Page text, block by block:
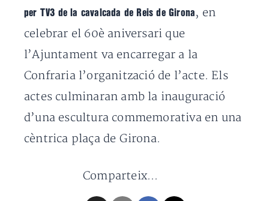
per TV3 de la cavalcada de Reis de Girona , en
celebrar el 60è aniversari que
l’Ajuntament va encarregar a la
Confraria l’organització de l’acte. Els
actes culminaran amb la inauguració
d’una escultura commemorativa en una
cèntrica plaça de Girona.
Comparteix...